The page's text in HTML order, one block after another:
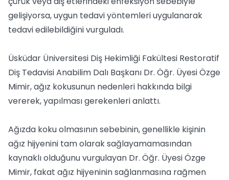
gelişiyorsa, uygun tedavi yöntemleri uygulanarak
tedavi edilebildiğini vurguladı.
Üsküdar Üniversitesi Diş Hekimliği Fakültesi Restoratif
Diş Tedavisi Anabilim Dalı Başkanı Dr. Öğr. Üyesi Özge
Mimir, ağız kokusunun nedenleri hakkında bilgi
vererek, yapılması gerekenleri anlattı.
Ağızda koku olmasının sebebinin, genellikle kişinin
ağız hijyenini tam olarak sağlayamamasından
kaynaklı olduğunu vurgulayan Dr. Öğr. Üyesi Özge
Mimir, fakat ağız hijyeninin sağlanmasına rağmen